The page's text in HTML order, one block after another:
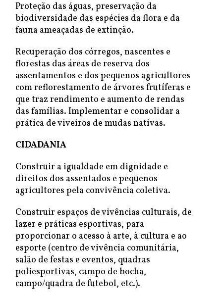
Proteção das águas, preservação da
biodiversidade das espécies da flora e da
fauna ameaçadas de extinção.
Recuperação dos córregos, nascentes e
florestas das áreas de reserva dos
assentamentos e dos pequenos agricultores
com reflorestamento de árvores frutíferas e
que traz rendimento e aumento de rendas
das famílias. Implementar e consolidar a
prática de viveiros de mudas nativas.
CIDADANIA
Construir a igualdade em dignidade e
direitos dos assentados e pequenos
agricultores pela convivência coletiva.
Construir espaços de vivências culturais, de
lazer e práticas esportivas, para
proporcionar o acesso à arte, à cultura e ao
esporte (centro de vivência comunitária,
salão de festas e eventos, quadras
poliesportivas, campo de bocha,
campo/quadra de futebol, etc.).